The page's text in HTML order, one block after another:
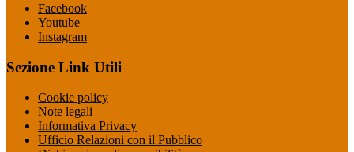
Facebook
Youtube
Instagram
Sezione Link Utili
Cookie policy
Note legali
Informativa Privacy
Ufficio Relazioni con il Pubblico